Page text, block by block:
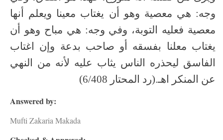
وجه: هي معصية وهو أن يغتاب معينا ويعلم أنها
معصية فعليه التوبة، وفي وجه: هي مباح وهو أن
يغتاب معلنا بفسقه أو صاحب بدعة وإن اغتاب
الفاسق ليحذره الناس يثاب عليه لأنه من النهي
عن المنكر اهـ.(رد المحتار 6/408)
Answered by:
Mufti Zakaria Makada